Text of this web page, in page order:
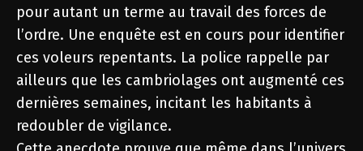
pour autant un terme au travail des forces de
l’ordre. Une enquête est en cours pour identifier
ces voleurs repentants. La police rappelle par
ailleurs que les cambriolages ont augmenté ces
dernières semaines, incitant les habitants à
redoubler de vigilance.